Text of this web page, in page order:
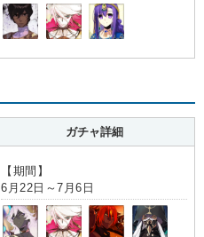
ガチャ詳細
【期間】
6月22日～7月6日